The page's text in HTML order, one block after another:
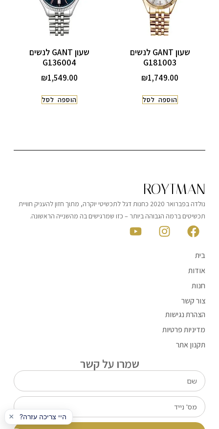
שעון GANT לנשים
G181003
₪1,749.00
הוספה לסל
שעון GANT לנשים
G136004
₪1,549.00
הוספה לסל
ROYTMAN
נולדה בפברואר 2020 כחנות דגל לתכשיטי יוקרה, מתוך חזון להעניק חוויית
תכשיטים ברמה הגבוהה ביותר – כזו שמרגישים בה מהשנייה הראשונה.
בית
אודות
חנות
צור קשר
הצהרת נגישות
מדיניות פרטיות
תקנון אתר
שמרו על קשר